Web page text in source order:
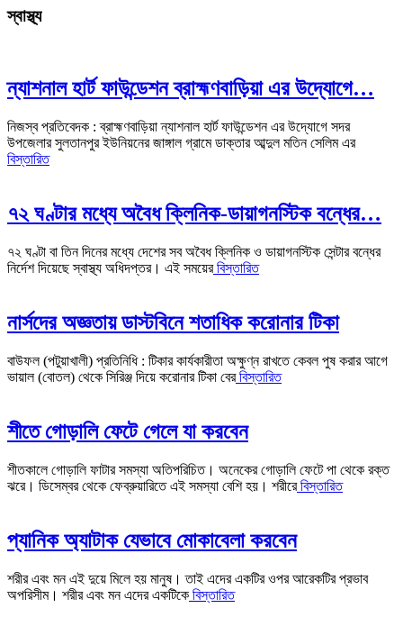
স্বাস্থ্য
ন্যাশনাল হার্ট ফাউন্ডেশন ব্রাহ্মণবাড়িয়া এর উদ্যোগে…
নিজস্ব প্রতিবেদক : ব্রাহ্মণবাড়িয়া ন্যাশনাল হার্ট ফাউন্ডেশন এর উদ্যোগে সদর
উপজেলার সুলতানপুর ইউনিয়নের জাঙ্গাল গ্রামে ডাক্তার আব্দুল মতিন সেলিম এর
বিস্তারিত
৭২ ঘণ্টার মধ্যে অবৈধ ক্লিনিক-ডায়াগনস্টিক বন্ধের…
৭২ ঘণ্টা বা তিন দিনের মধ্যে দেশের সব অবৈধ ক্লিনিক ও ডায়াগনস্টিক সেন্টার বন্ধের
নির্দেশ দিয়েছে স্বাস্থ্য অধিদপ্তর। এই সময়েরবিস্তারিত
নার্সদের অজ্ঞতায় ডাস্টবিনে শতাধিক করোনার টিকা
বাউফল (পটুয়াখালী) প্রতিনিধি : টিকার কার্যকারীতা অক্ষুণ্ন রাখতে কেবল পুষ করার আগে
ভায়াল (বোতল) থেকে সিরিঞ্জ দিয়ে করোনার টিকা বেরবিস্তারিত
শীতে গোড়ালি ফেটে গেলে যা করবেন
শীতকালে গোড়ালি ফাটার সমস্যা অতিপরিচিত। অনেকের গোড়ালি ফেটে পা থেকে রক্ত
ঝরে। ডিসেম্বর থেকে ফেব্রুয়ারিতে এই সমস্যা বেশি হয়। শরীরেবিস্তারিত
প্যানিক অ্যাটাক যেভাবে মোকাবেলা করবেন
শরীর এবং মন এই দুয়ে মিলে হয় মানুষ। তাই এদের একটির ওপর আরেকটির প্রভাব
অপরিসীম। শরীর এবং মন এদের একটিকে বিস্তারিত